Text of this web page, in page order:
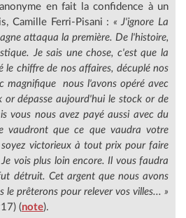
en fait la confidence à un
Camille Ferri-Pisani : « J'ignore La
attaqua la première. De l'histoire,
Je sais une chose, c'est que la
le chiffre de nos affaires, décuplé nos
magnifique nous l'avons opéré avec
or dépasse aujourd'hui le stock or de
vous nous avez payé aussi avec du
vaudront que ce que vaudra votre
victorieux à tout prix pour faire
vois plus loin encore. Il vous faudra
détruit. Cet argent que nous avons
le prêterons pour relever vos villes... »
(note).